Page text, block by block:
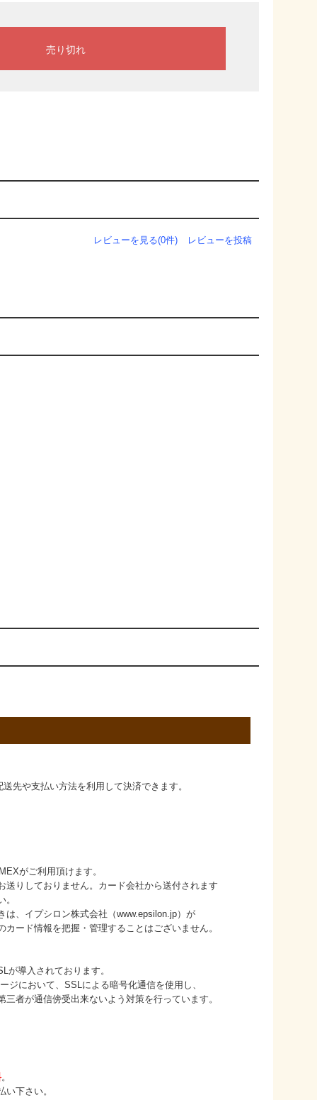
レビューを見る(0件) レビューを投稿
先や支払い方法を利用して決済できます。
がご利用頂けます。
しておりません。カード会社から送付されます
イプシロン株式会社（www.epsilon.jp）が
情報を把握・管理することはございません。
入されております。
いて、SSLによる暗号化通信を使用し、
通信傍受出来ないよう対策を行っています。
。
い下さい。